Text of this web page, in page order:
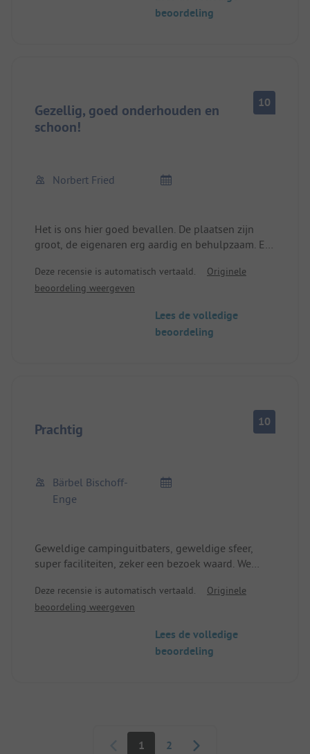
geweldige mogelijkheid voor een tussenstop op
beoordeling
Gezellig, goed onderhouden en
schoon!
10
Norbert Fried
Het is ons hier goed bevallen. De plaatsen zijn
groot, de eigenaren erg aardig en behulpzaam. Er
zwemmen, en de bakker en het restaurant maken
het geheel af.
Deze recensie is automatisch vertaald.
Originele
beoordeling weergeven
Lees de volledige
beoordeling
Prachtig 10
Bärbel Bischoff-
Enge
Geweldige campinguitbaters, geweldige sfeer,
super faciliteiten, zeker een bezoek waard. We
Deze recensie is automatisch vertaald.
Originele
beoordeling weergeven
Lees de volledige
beoordeling
Paginering
1 2